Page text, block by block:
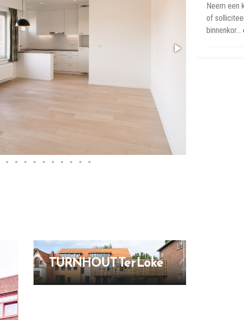
TURNHOUT Ter Loke
Neem een
of
binnenkor…